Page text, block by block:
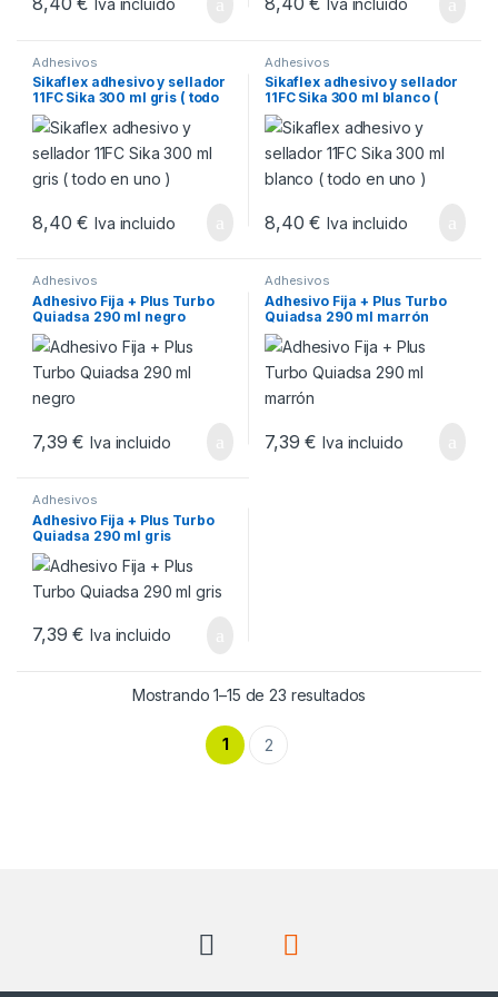
Iva incluido Iva incluido
Adhesivos
Sikaflex adhesivo y sellador
11FC Sika 300 ml gris ( todo
en uno )
8,40€ Iva incluido
Adhesivos
Sikaflex adhesivo y sellador
11FC Sika 300 ml blanco (
todo en uno )
8,40€ Iva incluido
Adhesivos
Adhesivo Fija + Plus Turbo
Quiadsa 290 ml negro
7,39€ Iva incluido
Adhesivos
Adhesivo Fija + Plus Turbo
Quiadsa 290 ml marrón
7,39€ Iva incluido
Adhesivos
Adhesivo Fija + Plus Turbo
Quiadsa 290 ml gris
7,39€ Iva incluido
Mostrando 1–15 de 23 resultados
1 2